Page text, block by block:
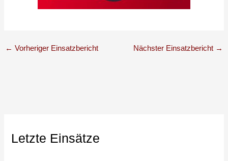
Letzte Einsätze
← Vorheriger Einsatzbericht Nächster Einsatzbericht →